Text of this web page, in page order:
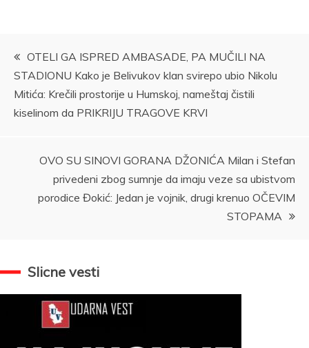
Kretanje
članka
OTELI GA ISPRED AMBASADE, PA MUČILI NA
STADIONU Kako je Belivukov klan svirepo ubio Nikolu
Mitića: Krečili prostorije u Humskoj, nameštaj čistili
kiselinom da PRIKRIJU TRAGOVE KRVI
OVO SU SINOVI GORANA DŽONIĆA Milan i Stefan
privedeni zbog sumnje da imaju veze sa ubistvom
porodice Đokić: Jedan je vojnik, drugi krenuo OČEVIM
STOPAMA
Slicne vesti